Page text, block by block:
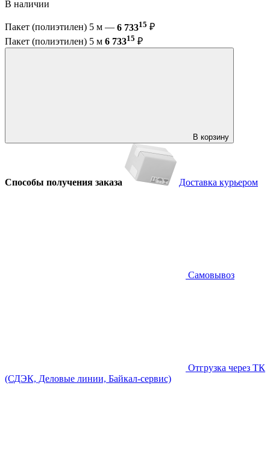
В наличии
Пакет (полиэтилен) 5 м — 6 73315 ₽
Пакет (полиэтилен) 5 м 6 73315 ₽
В корзину
Способы получения заказа Доставка курьером
Самовывоз
Отгрузка через ТК
(СДЭК, Деловые линии, Байкал-сервис)